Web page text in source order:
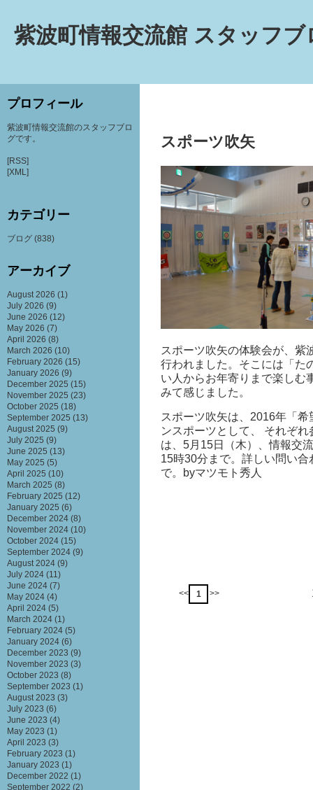
紫波町情報交流館 スタッフブ
スポーツ吹矢
スポーツ吹矢の体験会が、紫
行われました。そこには「た
い人からお年寄りまで楽しむ
みて感じました。
スポーツ吹矢は、2016年「
ンスポーツとして、 それぞ
は、5月15日（木）、情報交
15時30分まで。詳しい問い
で。byマツモト秀人
<< 1 >>
プロフィール
紫波町情報交流館のスタッフブロ
グです。
[RSS]
[XML]
カテゴリー
ブログ (838)
アーカイブ
August 2026 (1)
July 2026 (9)
June 2026 (12)
May 2026 (7)
April 2026 (8)
March 2026 (10)
February 2026 (15)
January 2026 (9)
December 2025 (15)
November 2025 (23)
October 2025 (18)
September 2025 (13)
August 2025 (9)
July 2025 (9)
June 2025 (13)
May 2025 (5)
April 2025 (10)
March 2025 (8)
February 2025 (12)
January 2025 (6)
December 2024 (8)
November 2024 (10)
October 2024 (15)
September 2024 (9)
August 2024 (9)
July 2024 (11)
June 2024 (7)
May 2024 (4)
April 2024 (5)
March 2024 (1)
February 2024 (5)
January 2024 (6)
December 2023 (9)
November 2023 (3)
October 2023 (8)
September 2023 (1)
August 2023 (3)
July 2023 (6)
June 2023 (4)
May 2023 (1)
April 2023 (3)
February 2023 (1)
January 2023 (1)
December 2022 (1)
September 2022 (2)